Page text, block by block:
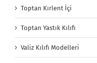
Toptan Kırlent İçi
Toptan Yastık Kılıfı
Valiz Kılıfı Modelleri